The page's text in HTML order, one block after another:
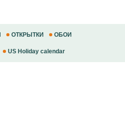
ОТКРЫТКИ ОБОИ
US Holiday calendar